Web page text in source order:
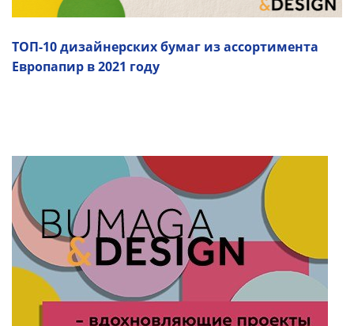
ТОП-10 дизайнерских бумаг из ассортимента
Европапир в 2021 году